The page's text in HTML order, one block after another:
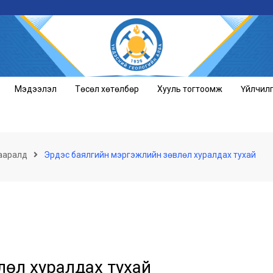
Мэдээлэл Төсөл хөтөлбөр Хууль тогтоомж
Эрдэс баялгийн мэргэжлийн зөвлөл хуралдах тухай
хуралдах тухай